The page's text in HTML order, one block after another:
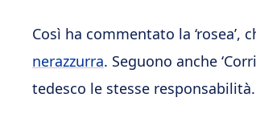
Così ha commentato la
nerazzurra. Seguono anche
tedesco le stesse responsabilità.